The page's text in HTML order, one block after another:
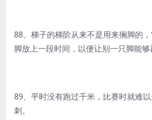
88、梯子的梯阶从来不是用来搁脚的
脚放上一段时间，以便让别一只脚能够
89、平时没有跑过千米，比赛时就难
刺。